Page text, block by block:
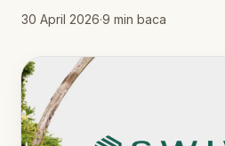
30 April 2026·9 min baca